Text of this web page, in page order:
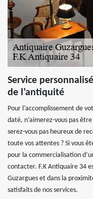
Service
de l’antiquité
Pour l’accomplissement de
daté, n’aimerez-vous pas
serez-vous pas heureux de
toute vos attentes ? Si vous
pour la commercialisation
contacter. F.K Antiquaire 34
Guzargues et dans la
satisfaits de nos services.